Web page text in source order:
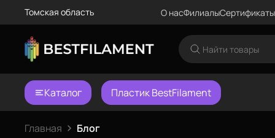
Томская область О насФилиалыСертификаты
Каталог Пластик BestFilament
Главная Блог